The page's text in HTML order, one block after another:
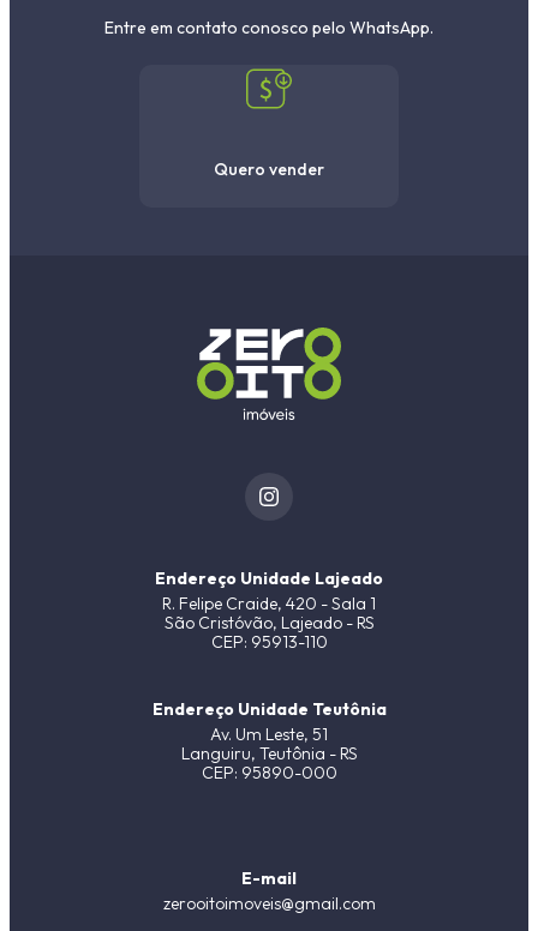
Entre em contato conosco pelo WhatsApp.
Quero vender
Endereço Unidade Lajeado
R. Felipe Craide, 420 - Sala 1
São Cristóvão, Lajeado - RS
CEP: 95913-110
Endereço Unidade Teutônia
Av. Um Leste, 51
Languiru, Teutônia - RS
CEP: 95890-000
E-mail
zerooitoimoveis@gmail.com